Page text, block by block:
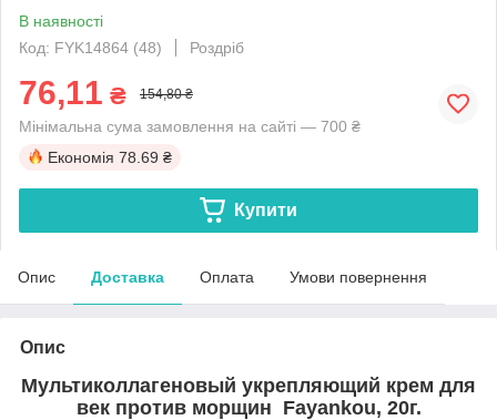
В наявності
Код: FYK14864 (48)
Роздріб
76,11 ₴ 154,80 ₴
Мінімальна сума замовлення на сайті — 700 ₴
Економія 78.69 ₴
Купити
Опис Доставка Оплата Умови повернення
Опис
Мультиколлагеновый укрепляющий крем для
век против морщин Fayankou, 20г.